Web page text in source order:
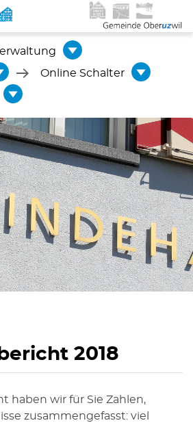
Online Schalter
2018
haben wir für Sie Zahlen,
zusammengefasst: viel